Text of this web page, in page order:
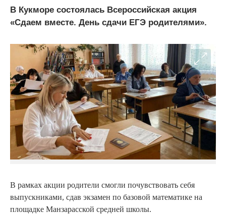
В Кукморе состоялась Всероссийская акция
«Сдаем вместе. День сдачи ЕГЭ родителями».
В рамках акции родители смогли почувствовать себя
выпускниками, сдав экзамен по базовой математике на
площадке Манзарасской средней школы.